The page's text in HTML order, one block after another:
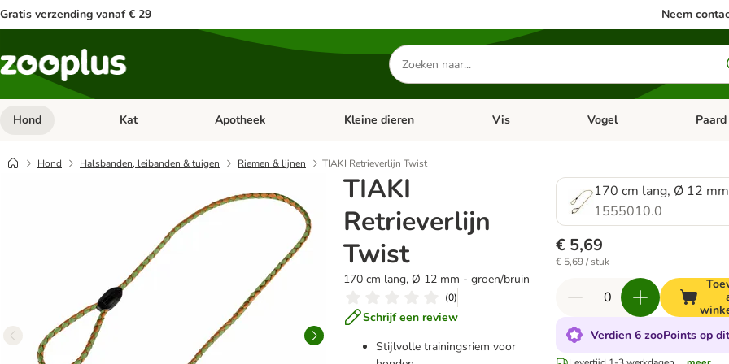
Gratis verzending vanaf € 29 Neem
Zoeken
naar
producten
Hond Open categorie menu: Hond
Kat Open categorie menu: Kat
Apotheek Open categorie menu: Apotheek
Kleine dieren Open categorie menu: Kleine dieren
Vis Open categorie menu: Vis
Vogel Open
Paard
Hond Halsbanden, leibanden & tuigen Riemen & lijnen TIAKI Retrieverlijn Twist
TIAKI
Retrieverlijn
Twist
170 cm lang, Ø 12 mm - groen/bruin
(0)
Schrijf een review
Stijlvolle trainingsriem voor
170 cm lang, Ø 12
1555010.0
€ 5,69
€ 5,69 / stuk
Verdien 6 zooPoints op